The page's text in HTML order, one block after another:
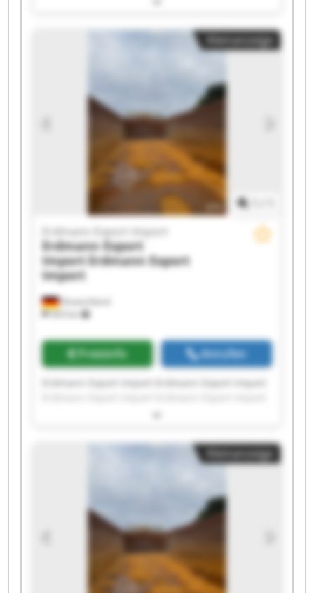
Erdmann Export Import Erdmann Export Import
Erdmann Export Import Erdmann Export Import
Erdmann Export Import Erdmann Export Import
Erdmann Export Import Erdmann Export Import
Erdmann Export Import Erdmann Export Import
Kleinanzeige
Deutschland
503 km
Erdmann Export Import
Erdmann Export
ImportErdmann Export
Import
Preisinfo Anrufen
Erdmann Export Import Erdmann Export Import
Erdmann Export Import Erdmann Export Import
Erdmann Export Import Erdmann Export Import
Erdmann Export Import Erdmann Export Import
Erdmann Export Import Erdmann Export Import
Erdmann Export Import Erdmann Export Import
Erdmann Export Import Erdmann Export Import
Kleinanzeige